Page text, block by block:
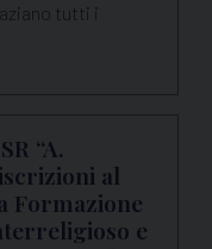
tutti i
“A.
al
Formazione
e